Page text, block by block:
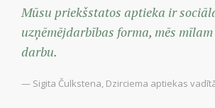
Mūsu priekšstatos aptieka ir
uzņēmējdarbības forma, mēs
darbu.
— Sigita Čulkstena, Dzirciema aptiekas